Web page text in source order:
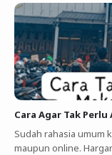
Cara Agar Tak
Sudah rahasia umum
maupun online.